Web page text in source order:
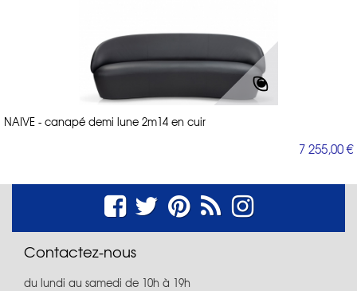
NAIVE - canapé demi lune 2m14 en cuir
7 255,00 €
Contactez-nous
du lundi au samedi de 10h à 19h